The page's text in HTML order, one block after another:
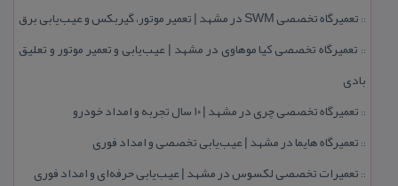
:: تعمیرگاه تخصصی SWM در مشهد | تعمیر موتور، گیربكس و عیب‌یابی برق
:: تعمیرگاه تخصصی كیا موهاوی در مشهد | عیب‌یابی و تعمیر موتور و تعلیق
بادی
:: تعمیرگاه تخصصی چری در مشهد | ۱۰ سال تجربه و امداد خودرو
:: تعمیرگاه هایما در مشهد | عیب‌یابی تخصصی و امداد فوری
:: تعمیرات تخصصی لكسوس در مشهد | عیب‌یابی حرفه‌ای و امداد فوری